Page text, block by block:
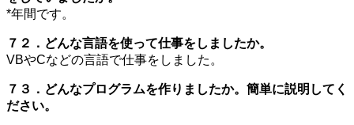
*年間です。
７２．どんな言語を使って仕事をしましたか。
VBやCなどの言語で仕事をしました。
７３．どんなプログラムを作りましたか。簡単に説明してく
ださい。